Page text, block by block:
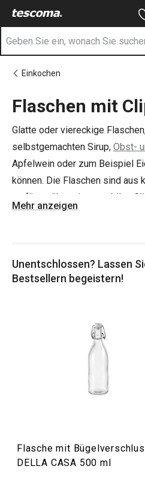
Sie befinden sich auf der
ZumZur Suche
Zur
Einkochen
Flaschen mit
Glatte oder viereckige
selbstgemachten Sirup, Obst-
Apfelwein oder zum Beispiel
können. Die Flaschen sind aus
verfügen über einen stabilen
Edelstahl und einen Verschluss
selbstgemachte Marmeladen
Sie sich das TESCOMA-
Mehr anzeigen
Unentschlossen? Lassen
Bestsellern begeistern!
Flasche mit
DELLA CASA 500 ml